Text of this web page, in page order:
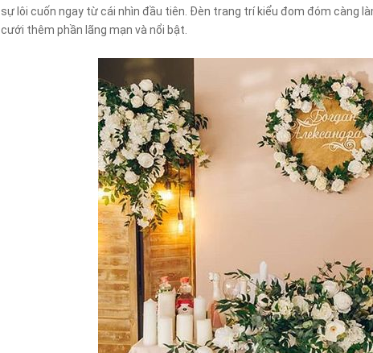
sự lôi cuốn ngay từ cái nhìn đầu tiên. Đèn trang trí kiểu đom đóm càng
cưới thêm phần lãng mạn và nổi bật.